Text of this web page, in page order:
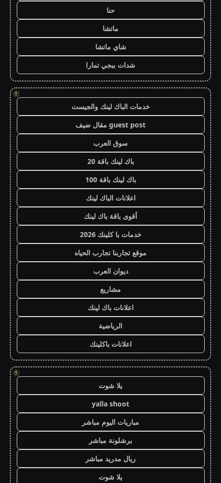
حنا
ماتشا
شاي ماتشا
شدات ببجي تمارا
!
خدمات الباك لينك والجيست
guest post مقال ضيف
سوق العرب
باك لينك باقة 20
باك لينك باقة 100
اعلانات الباك لينك
أقوى باقة باك لينك
خدمات با كلينك 2026
موقع تجاربنا تجارب الحياه
ديوان العرب
مشاريع
اعلانات باك لينك
الرياضية
اعلانات باكلينك
!
يلا شوت
yalla shoot
مباريات اليوم مباشر
برشلونة مباشر
ريال مدريد مباشر
يلا شوت